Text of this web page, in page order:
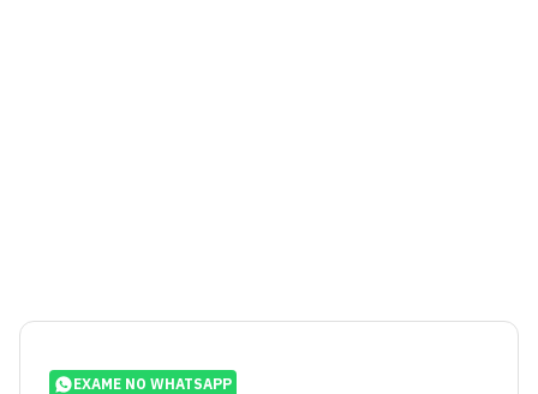
EXAME NO WHATSAPP